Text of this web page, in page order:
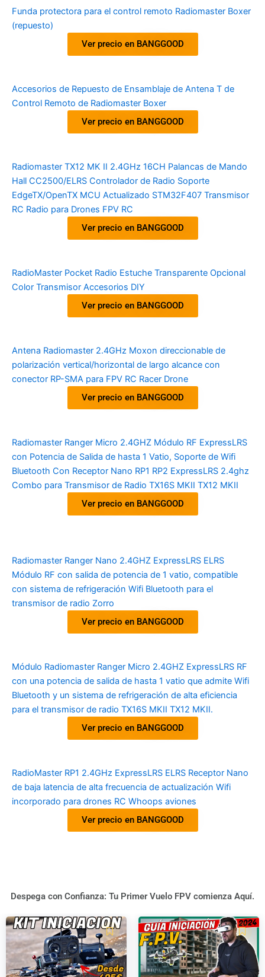
Funda protectora para el control remoto Radiomaster Boxer
(repuesto)
Ver precio en BANGGOOD
Accesorios de Repuesto de Ensamblaje de Antena T de
Control Remoto de Radiomaster Boxer
Ver precio en BANGGOOD
Radiomaster TX12 MK II 2.4GHz 16CH Palancas de Mando
Hall CC2500/ELRS Controlador de Radio Soporte
EdgeTX/OpenTX MCU Actualizado STM32F407 Transmisor
RC Radio para Drones FPV RC
Ver precio en BANGGOOD
RadioMaster Pocket Radio Estuche Transparente Opcional
Color Transmisor Accesorios DIY
Ver precio en BANGGOOD
Antena Radiomaster 2.4GHz Moxon direccionable de
polarización vertical/horizontal de largo alcance con
conector RP-SMA para FPV RC Racer Drone
Ver precio en BANGGOOD
Radiomaster Ranger Micro 2.4GHZ Módulo RF ExpressLRS
con Potencia de Salida de hasta 1 Vatio, Soporte de Wifi
Bluetooth Con Receptor Nano RP1 RP2 ExpressLRS 2.4ghz
Combo para Transmisor de Radio TX16S MKII TX12 MKII
Ver precio en BANGGOOD
Radiomaster Ranger Nano 2.4GHZ ExpressLRS ELRS
Módulo RF con salida de potencia de 1 vatio, compatible
con sistema de refrigeración Wifi Bluetooth para el
transmisor de radio Zorro
Ver precio en BANGGOOD
Módulo Radiomaster Ranger Micro 2.4GHZ ExpressLRS RF
con una potencia de salida de hasta 1 vatio que admite Wifi
Bluetooth y un sistema de refrigeración de alta eficiencia
para el transmisor de radio TX16S MKII TX12 MKII.
Ver precio en BANGGOOD
RadioMaster RP1 2.4GHz ExpressLRS ELRS Receptor Nano
de baja latencia de alta frecuencia de actualización Wifi
incorporado para drones RC Whoops aviones
Ver precio en BANGGOOD
Despega con Confianza: Tu Primer Vuelo FPV comienza Aquí.